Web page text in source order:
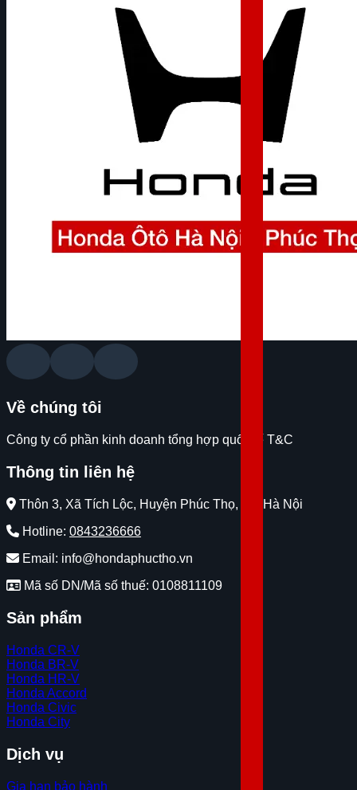
Về chúng tôi
Công ty cổ phần kinh doanh tổng hợp quốc tế T&C
Thông tin liên hệ
Thôn 3, Xã Tích Lộc, Huyện Phúc Thọ, Tp. Hà Nội
Hotline: 0843236666
Email: info@hondaphuctho.vn
Mã số DN/Mã số thuế: 0108811109
Sản phẩm
Honda CR-V
Honda BR-V
Honda HR-V
Honda Accord
Honda Civic
Honda City
Dịch vụ
Gia hạn bảo hành